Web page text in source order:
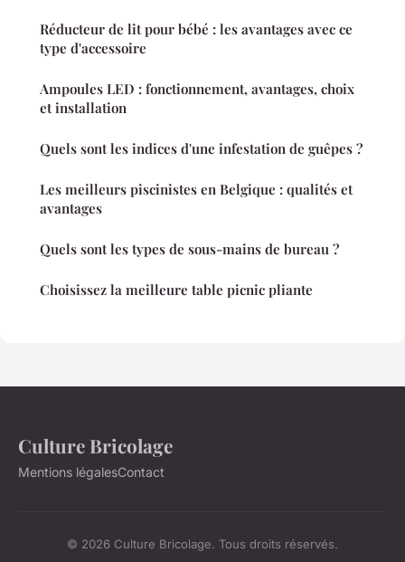
Réducteur de lit pour bébé : les avantages avec ce
type d'accessoire
Ampoules LED : fonctionnement, avantages, choix
et installation
Quels sont les indices d'une infestation de guêpes ?
Les meilleurs piscinistes en Belgique : qualités et
avantages
Quels sont les types de sous-mains de bureau ?
Choisissez la meilleure table picnic pliante
Culture Bricolage
Mentions légalesContact
© 2026 Culture Bricolage. Tous droits réservés.